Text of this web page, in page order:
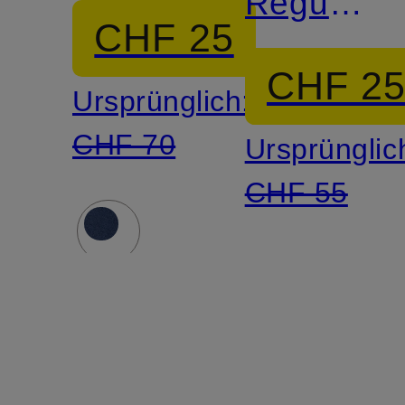
CHF 25
Ursprünglich:
CHF 70
Fit in
CHF
CHF 55